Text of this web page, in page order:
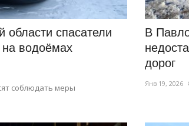
области спасатели
водоёмах
соблюдать меры
В
дорог
Янв 19, 2026